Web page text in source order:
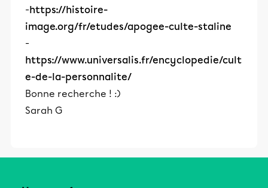
-https://histoire-
image.org/fr/etudes/apogee-culte-staline
-
https://www.universalis.fr/encyclopedie/cult
e-de-la-personnalite/
Bonne recherche ! :)
Sarah G